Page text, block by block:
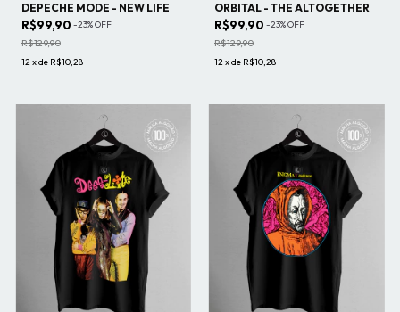
DEPECHE MODE - NEW LIFE
R$99,90 -23%OFF
R$129,90
12xde R$10,28
ORBITAL - THE ALTOGETHER
R$99,90 -23%OFF
R$129,90
12xde R$10,28